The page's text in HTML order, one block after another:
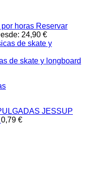
Reservar
24,90 €
de skate y longboard
JESSUP
0,79 €